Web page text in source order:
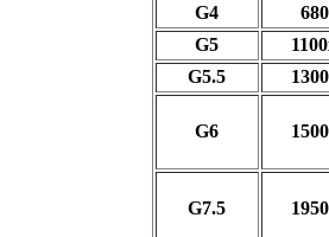
G4
G5
G5.5
G6
G7.5